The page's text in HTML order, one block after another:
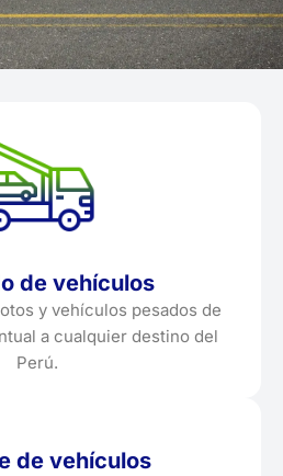
de vehículos
y vehículos pesados de
a cualquier destino del
Perú.
de vehículos